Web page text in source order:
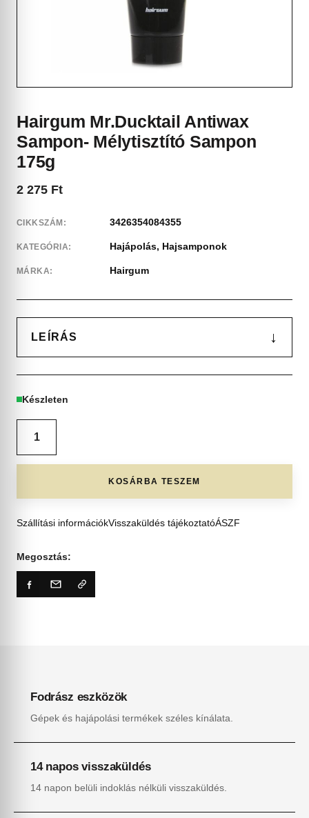
Hairgum Mr.Ducktail Antiwax
Sampon- Mélytisztító Sampon
175g
2 275 Ft
CIKKSZÁM: 3426354084355
KATEGÓRIA: Hajápolás, Hajsamponok
MÁRKA: Hairgum
LEÍRÁS ↓
Készleten
KOSÁRBA TESZEM
Szállítási információkVisszaküldés tájékoztatóÁSZF
Megosztás:
Fodrász eszközök
Gépek és hajápolási termékek széles kínálata.
14 napos visszaküldés
14 napon belüli indoklás nélküli visszaküldés.